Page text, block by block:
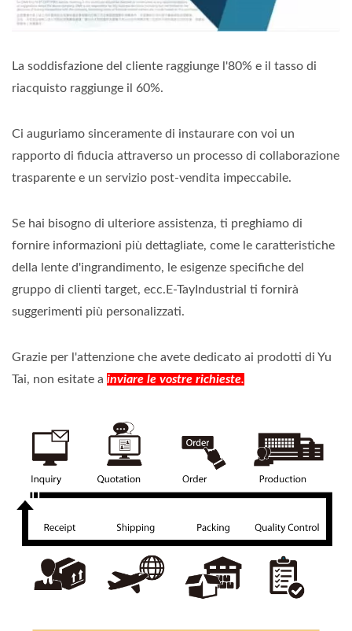
La soddisfazione del cliente raggiunge l'80% e il tasso di
riacquisto raggiunge il 60%.
Ci auguriamo sinceramente di instaurare con voi un
rapporto di fiducia attraverso un processo di collaborazione
trasparente e un servizio post-vendita impeccabile.
Se hai bisogno di ulteriore assistenza, ti preghiamo di
fornire informazioni più dettagliate, come le caratteristiche
della lente d'ingrandimento, le esigenze specifiche del
gruppo di clienti target, ecc.E-TayIndustrial ti fornirà
suggerimenti più personalizzati.
Grazie per l'attenzione che avete dedicato ai prodotti di Yu
Tai, non esitate a inviare le vostre richieste.